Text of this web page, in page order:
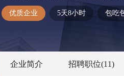
优质企业 5天8小时 包吃
企业简介 招聘职位(11)